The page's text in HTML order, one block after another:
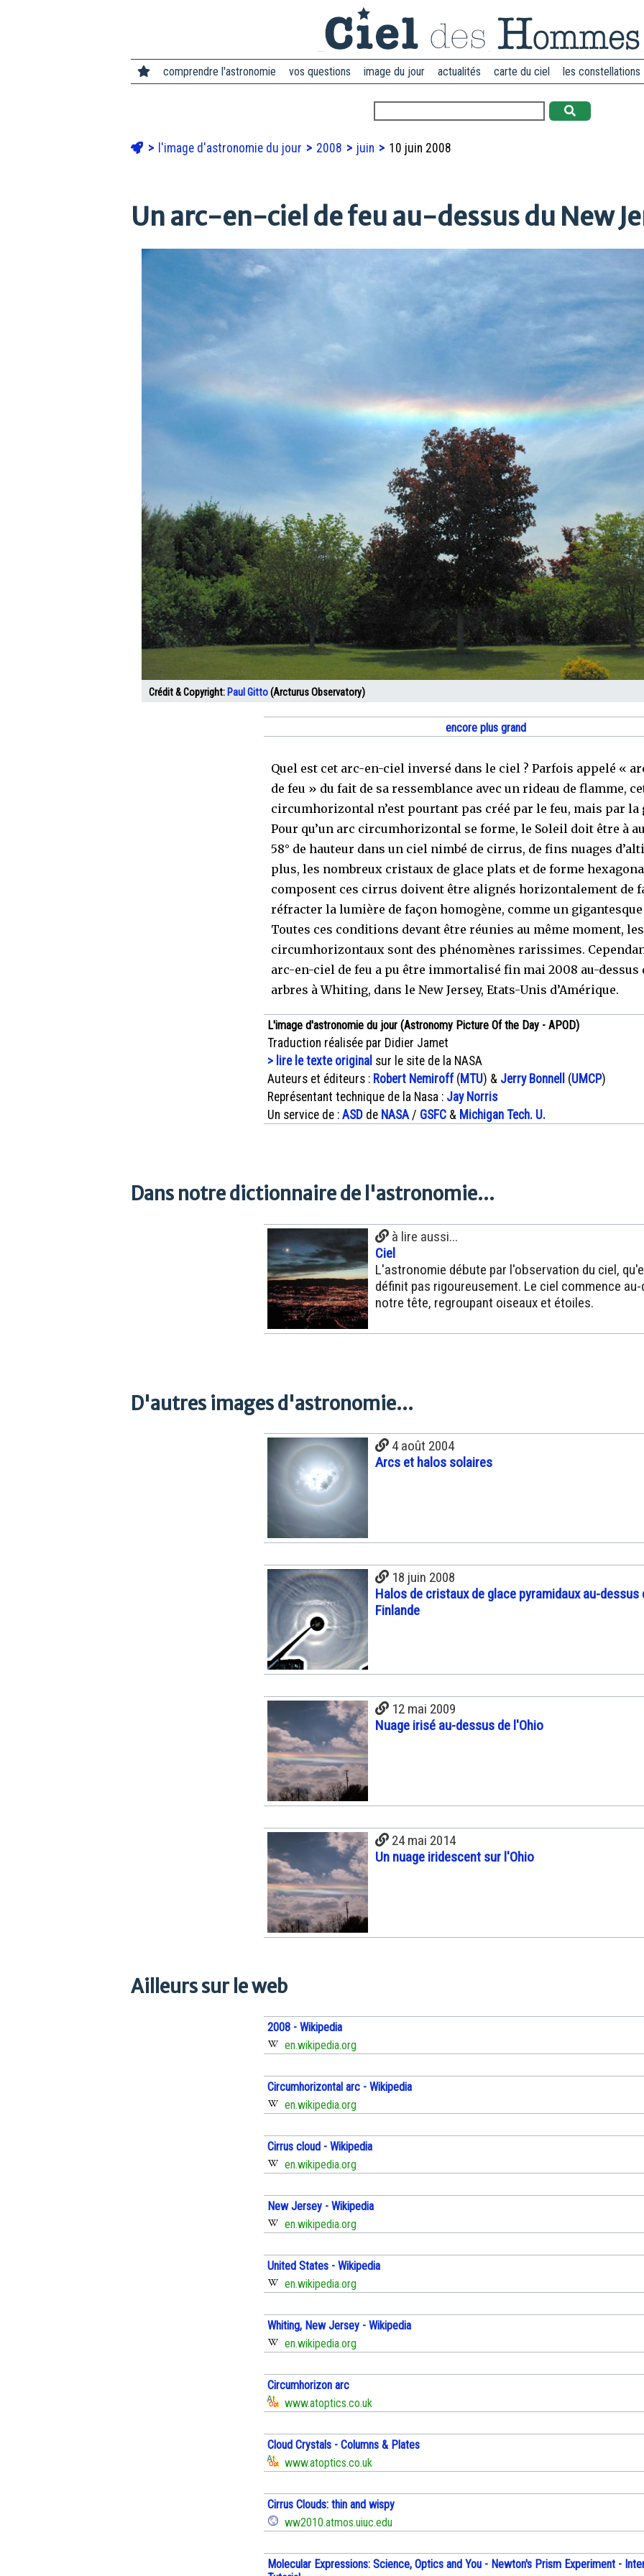
comprendre l'astronomie vos questions image du jour actualités carte du ciel les constellations
l'image d'astronomie du jour 2008 juin 10 juin 2008
Un arc-en-ciel de feu au-dessus du New
Crédit & Copyright: Paul Gitto(Arcturus Observatory)
encore plus grand
Quel est cet arc-en-ciel inversé dans le ciel ? Parfois appelé «
de feu » du fait de sa ressemblance avec un rideau de flamme,
circumhorizontal n’est pourtant pas créé par le feu, mais par la
Pour qu’un arc circumhorizontal se forme, le Soleil doit être à
58° de hauteur dans un ciel nimbé de cirrus, de fins nuages
plus, les nombreux cristaux de glace plats et de forme
composent ces cirrus doivent être alignés horizontalement de
réfracter la lumière de façon homogène, comme un
Toutes ces conditions devant être réunies au même moment,
circumhorizontaux sont des phénomènes rarissimes.
arc-en-ciel de feu a pu être immortalisé fin mai 2008 au-dessus
arbres à Whiting, dans le New Jersey, Etats-Unis d’Amérique.
L'image d'astronomie du jour (Astronomy Picture Of the Day - APOD)
Traduction réalisée par Didier Jamet
> lire le texte original sur le site de la NASA
Auteurs et éditeurs : Robert Nemiroff(MTU) & Jerry Bonnell (UMCP)
Représentant technique de la Nasa : Jay Norris
Un service de : ASD de NASA / GSFC & Michigan Tech. U.
Dans notre dictionnaire de l'astronomie...
à lire aussi...
Ciel
L'astronomie débute par l'observation du ciel,
définit pas rigoureusement. Le ciel commence
notre tête, regroupant oiseaux et étoiles.
D'autres images d'astronomie...
4 août 2004
Arcs et halos solaires
18 juin 2008
Halos de cristaux de glace pyramidaux au-dessus
Finlande
12 mai 2009
Nuage irisé au-dessus de l'Ohio
24 mai 2014
Un nuage iridescent sur l'Ohio
Ailleurs sur le web
2008 - Wikipedia
en.wikipedia.org
Circumhorizontal arc - Wikipedia
en.wikipedia.org
Cirrus cloud - Wikipedia
en.wikipedia.org
New Jersey - Wikipedia
en.wikipedia.org
United States - Wikipedia
en.wikipedia.org
Whiting, New Jersey - Wikipedia
en.wikipedia.org
Circumhorizon arc
www.atoptics.co.uk
Cloud Crystals - Columns & Plates
www.atoptics.co.uk
Cirrus Clouds: thin and wispy
ww2010.atmos.uiuc.edu
Molecular Expressions: Science, Optics and You - Newton's Prism Experiment -